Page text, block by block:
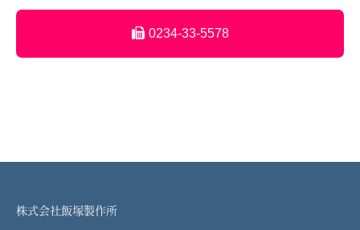
0234-33-5578
株式会社飯塚製作所